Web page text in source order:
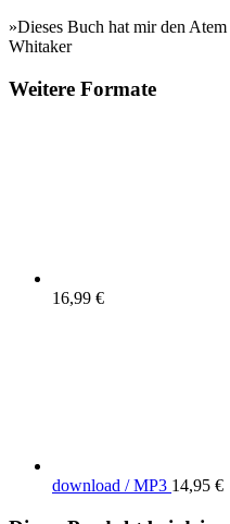
»Dieses Buch hat mir den
Whitaker
Weitere Formate
16,99 €
download / MP3 14,95 €